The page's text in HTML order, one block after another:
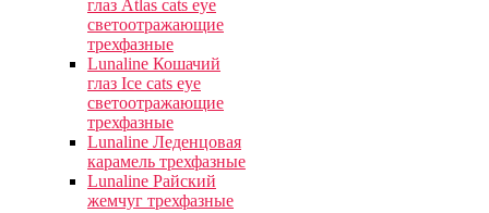
глаз Atlas cats eye
светоотражающие
трехфазные
Lunaline Кошачий
глаз Ice cats eye
светоотражающие
трехфазные
Lunaline Леденцовая
карамель трехфазные
Lunaline Райский
жемчуг трехфазные